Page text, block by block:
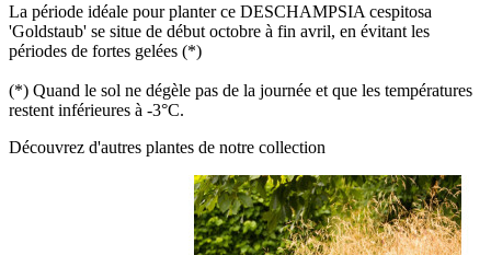
La période idéale pour planter ce DESCHAMPSIA cespitosa
'Goldstaub' se situe de début octobre à fin avril, en évitant les
périodes de fortes gelées (*)
(*) Quand le sol ne dégèle pas de la journée et que les températures
restent inférieures à -3°C.
Découvrez d'autres plantes de notre collection